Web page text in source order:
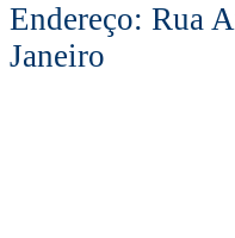
Endereço: Rua
Janeiro